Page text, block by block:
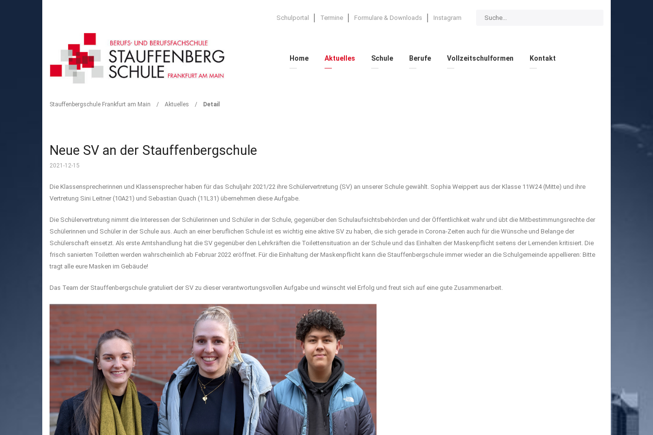
Schulportal Termine Formulare & Downloads Instagram
Home Aktuelles Schule Berufe Vollzeitschulformen Kontakt
Stauffenbergschule Frankfurt am Main / Aktuelles / Detail
Neue SV an der Stauffenbergschule
2021-12-15
Die Klassensprecherinnen und Klassensprecher haben für das Schuljahr 2021/22 ihre Schülervertretung (SV) an unserer Schule gewählt. Sophia Weippert aus der Klasse 11W24 (Mitte) und ihre
Vertretung Sini Leitner (10A21) und Sebastian Quach (11L31) übernehmen diese Aufgabe.
Die Schülervertretung nimmt die Interessen der Schülerinnen und Schüler in der Schule, gegenüber den Schulaufsichtsbehörden und der Öffentlichkeit wahr und übt die Mitbestimmungsrechte der
Schülerinnen und Schüler in der Schule aus. Auch an einer beruflichen Schule ist es wichtig eine aktive SV zu haben, die sich gerade in Corona-Zeiten auch für die Wünsche und Belange der
Schülerschaft einsetzt. Als erste Amtshandlung hat die SV gegenüber den Lehrkräften die Toilettensituation an der Schule und das Einhalten der Maskenpflicht seitens der Lernenden kritisiert. Die
frisch sanierten Toiletten werden wahrscheinlich ab Februar 2022 eröffnet. Für die Einhaltung der Maskenpflicht kann die Stauffenbergschule immer wieder an die Schulgemeinde appellieren: Bitte
tragt alle eure Masken im Gebäude!
Das Team der Stauffenbergschule gratuliert der SV zu dieser verantwortungsvollen Aufgabe und wünscht viel Erfolg und freut sich auf eine gute Zusammenarbeit.